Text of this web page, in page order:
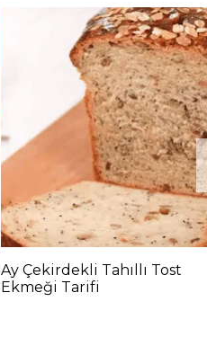
Ay Çekirdekli Tahıllı Tost
Ekmeği Tarifi